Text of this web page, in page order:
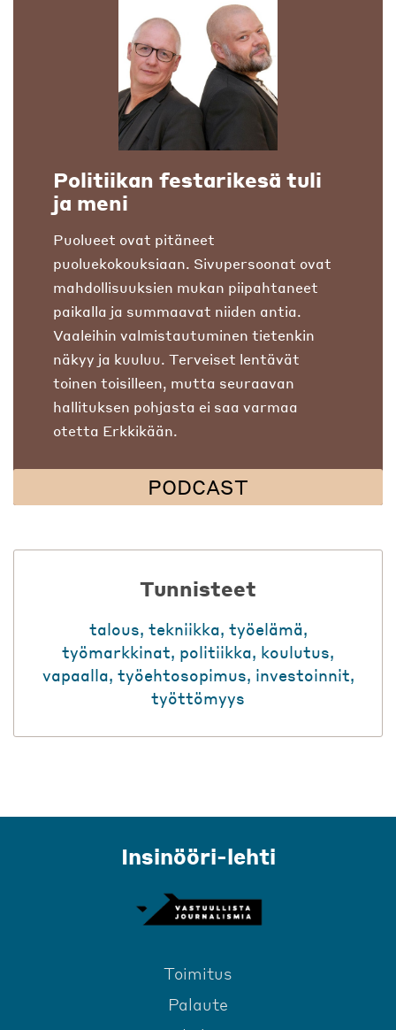
Politiikan festarikesä tuli
ja meni
Puolueet ovat pitäneet
puoluekokouksiaan. Sivupersoonat ovat
mahdollisuuksien mukan piipahtaneet
paikalla ja summaavat niiden antia.
Vaaleihin valmistautuminen tietenkin
näkyy ja kuuluu. Terveiset lentävät
toinen toisilleen, mutta seuraavan
hallituksen pohjasta ei saa varmaa
otetta Erkkikään.
PODCAST
Tunnisteet
talous, tekniikka, työelämä,
työmarkkinat, politiikka, koulutus,
vapaalla, työehtosopimus, investoinnit,
työttömyys
Insinööri-lehti
Toimitus
Palaute